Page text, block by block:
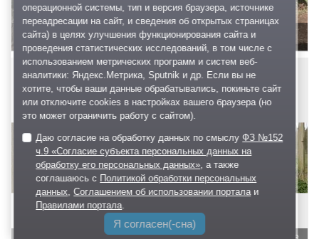
www.sk-patriot.clan.su Спортивный клуб "ПАТРИОТ" Сбор перед
сражением
www.sk-patriot.clan.su Спортивный клуб "ПАТРИОТ" Наше спортивное
операционной системы, тип и версия браузера, источнике
переадресации на сайт, и сведения об открытых страницах
сайта) в целях улучшения функционирования сайта и
проведения статистических исследований, в том числе с
использованием метрических программ и систем веб-
аналитики: Яндекс.Метрика, Sputnik и др. Если вы не
хотите, чтобы ваши данные обрабатывались, покиньте сайт
или отключите cookies в настройках вашего браузера (но
это может ограничить работу с сайтом).
Даю согласие на обработку данных по смыслуФЗ №152
ч.9 «Согласие субъекта персональных данных на
обработку его персональных данных», а также
соглашаюсь с Политикой обработки персональных
данных ,Соглашением об использовании портала и
Правилами портала
Я согласен(-сна)